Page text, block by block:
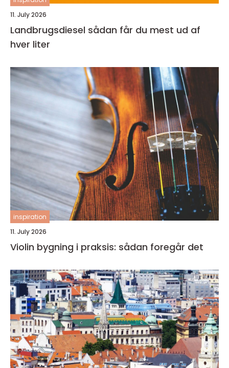
11. July 2026
Landbrugsdiesel sådan får du mest ud af
hver liter
inspiration
11. July 2026
Violin bygning i praksis: sådan foregår det